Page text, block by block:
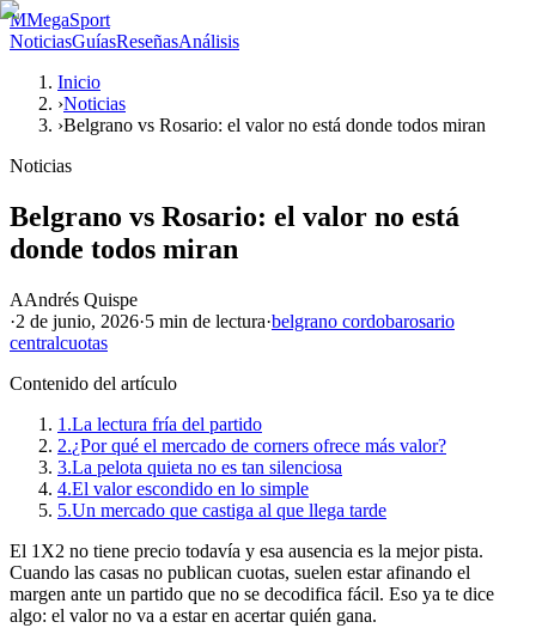
MMegaSport
NoticiasGuíasReseñasAnálisis
Inicio
›Noticias
›Belgrano vs Rosario: el valor no está donde todos miran
Noticias
Belgrano vs Rosario: el valor no está
donde todos miran
AAndrés Quispe
·2 de junio, 2026·5 min de lectura·belgrano cordobarosario
centralcuotas
Contenido del artículo
1.La lectura fría del partido
2.¿Por qué el mercado de corners ofrece más valor?
3.La pelota quieta no es tan silenciosa
4.El valor escondido en lo simple
5.Un mercado que castiga al que llega tarde
El 1X2 no tiene precio todavía y esa ausencia es la mejor pista.
Cuando las casas no publican cuotas, suelen estar afinando el
margen ante un partido que no se decodifica fácil. Eso ya te dice
algo: el valor no va a estar en acertar quién gana.